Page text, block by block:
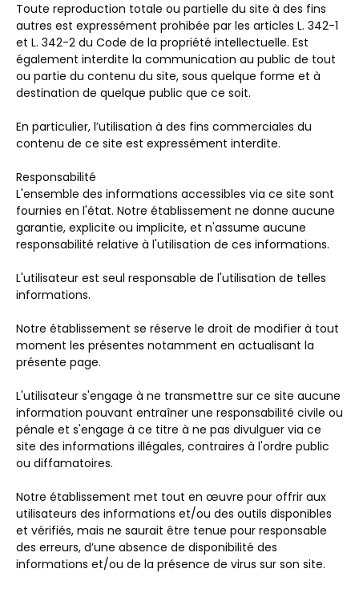
Toute reproduction totale ou partielle du site à des fins
autres est expressément prohibée par les articles L. 342-1
et L. 342-2 du Code de la propriété intellectuelle. Est
également interdite la communication au public de tout
ou partie du contenu du site, sous quelque forme et à
destination de quelque public que ce soit.
En particulier, l’utilisation à des fins commerciales du
contenu de ce site est expressément interdite.
Responsabilité
L'ensemble des informations accessibles via ce site sont
fournies en l'état. Notre établissement ne donne aucune
garantie, explicite ou implicite, et n'assume aucune
responsabilité relative à l'utilisation de ces informations.
L'utilisateur est seul responsable de l'utilisation de telles
informations.
Notre établissement se réserve le droit de modifier à tout
moment les présentes notamment en actualisant la
présente page.
L'utilisateur s'engage à ne transmettre sur ce site aucune
information pouvant entraîner une responsabilité civile ou
pénale et s'engage à ce titre à ne pas divulguer via ce
site des informations illégales, contraires à l'ordre public
ou diffamatoires.
Notre établissement met tout en œuvre pour offrir aux
utilisateurs des informations et/ou des outils disponibles
et vérifiés, mais ne saurait être tenue pour responsable
des erreurs, d’une absence de disponibilité des
informations et/ou de la présence de virus sur son site.